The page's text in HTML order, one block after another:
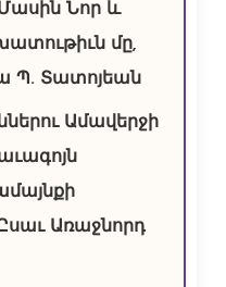
Նոր և
մը,
Պ. Տատոյեան
Ամավերջի
Առաջնորդ